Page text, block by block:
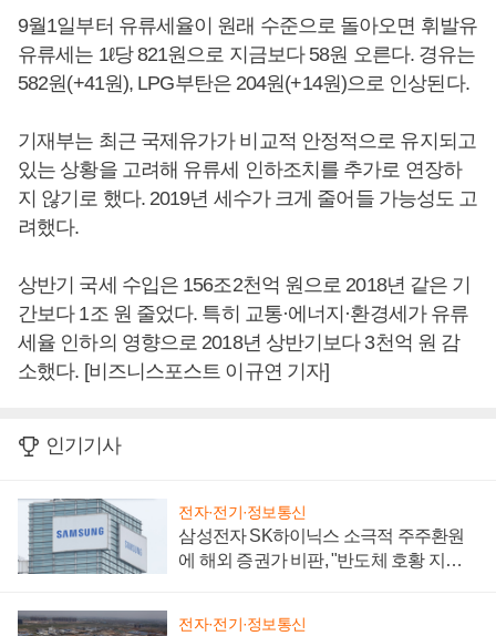
9월1일부터 유류세율이 원래 수준으로 돌아오면 휘발유
유류세는 1ℓ당 821원으로 지금보다 58원 오른다. 경유는
582원(+41원), LPG부탄은 204원(+14원)으로 인상된다.
기재부는 최근 국제유가가 비교적 안정적으로 유지되고
있는 상황을 고려해 유류세 인하조치를 추가로 연장하
지 않기로 했다. 2019년 세수가 크게 줄어들 가능성도 고
려했다.
상반기 국세 수입은 156조2천억 원으로 2018년 같은 기
간보다 1조 원 줄었다. 특히 교통·에너지·환경세가 유류
세율 인하의 영향으로 2018년 상반기보다 3천억 원 감
소했다. [비즈니스포스트 이규연 기자]
인기기사
전자·전기·정보통신
삼성전자 SK하이닉스 소극적 주주환원
에 해외 증권가 비판, "반도체 호황 지속
전자·전기·정보통신